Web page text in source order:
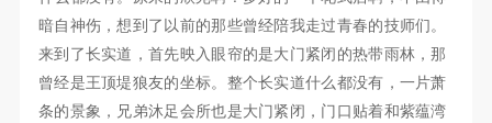
暗自神伤，想到了以前的那些曾经陪我走过青春的技师们。
来到了长实道，首先映入眼帘的是大门紧闭的热带雨林，那
曾经是王顶堤狼友的坐标。整个长实道什么都没有，一片萧
条的景象，兄弟沐足会所也是大门紧闭，门口贴着和紫蕴湾